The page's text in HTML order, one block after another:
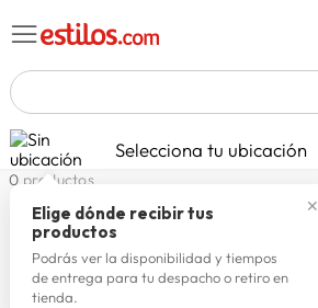
TÉRMINOS MÁS BUSCADOS
1. celulares
2. zapatillas mujer
3. zapatillas hombre
4. moda
Selecciona tu ubicación
✕
Elige dónde recibir tus
productos
Podrás ver la disponibilidad y tiempos
de entrega para tu despacho o retiro en
tienda.
0 productos